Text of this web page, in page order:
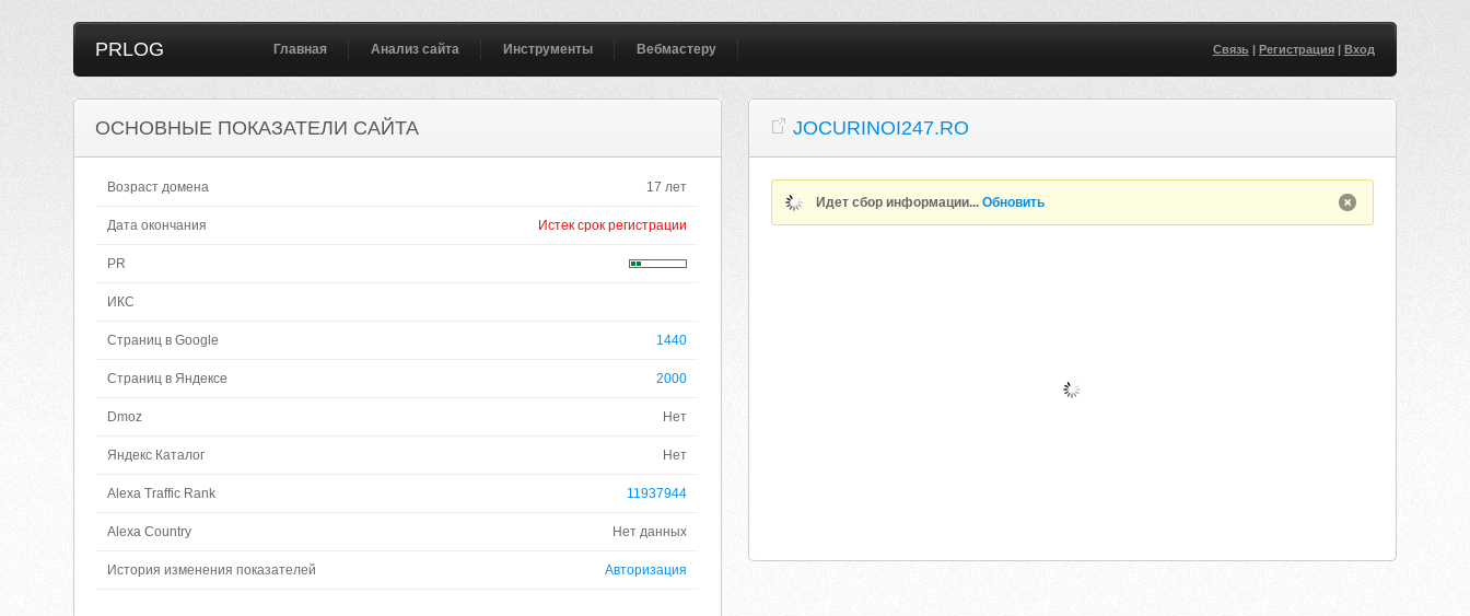
PRLOG Главная Анализ сайта Инструменты Вебмастеру Связь| Регистрация| Вход
ОСНОВНЫЕ ПОКАЗАТЕЛИ САЙТА
Возраст домена 17 лет
Дата окончания Истек срок регистрации
PR
ИКС
Страниц в Google 1440
Страниц в Яндексе 2000
Dmoz Нет
Яндекс Каталог Нет
Alexa Traffic Rank 11937944
Alexa Country Нет данных
История изменения показателей Авторизация
JOCURINOI247.RO
Идет сбор информации...Обновить